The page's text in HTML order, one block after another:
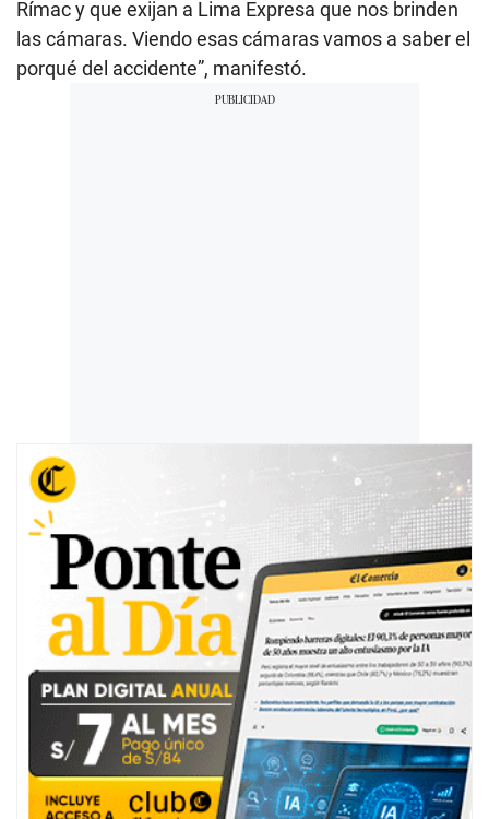
Rímac y que exijan a Lima Expresa que nos brinden
las cámaras. Viendo esas cámaras vamos a saber el
porqué del accidente”, manifestó.